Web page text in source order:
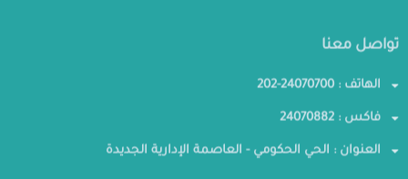
تواصل معنا
الهاتف : 24070700-202
فاكس : 24070882
العنوان : الحي الحكومي - العاصمة الإدارية الجديدة